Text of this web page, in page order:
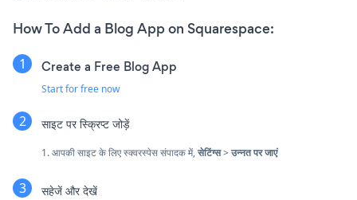
How To Add a Blog App on Squarespace:
Create a Free Blog App
Start for free now
साइट पर स्क्रिप्ट जोड़ें
1. आपकी साइट के लिए स्क्वरस्पेस संपादक में,सेटिंग्स> उन्नत पर जाएं
सहेजें और देखें